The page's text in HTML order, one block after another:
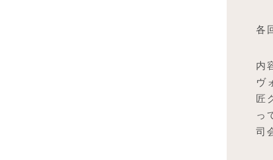
各
内
ヴ
匠
っ
司